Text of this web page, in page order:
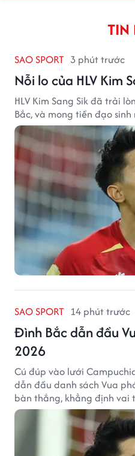
TIN
SAO SPORT 3 phút trước
Nỗi lo của HLV Kim
HLV Kim Sang Sik đã trải
Bắc, và mong tiền đạo
SAO SPORT 14 phút trước
Đình Bắc dẫn đầu
2026
Cú đúp vào lưới
dẫn đầu danh sách Vua
bàn thắng, khẳng định vai
tuyển Việt Nam.